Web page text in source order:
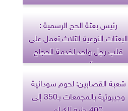
رئيس بعثة الحج الرسمية :
البعثات النوعية الثلاث تعمل على
قلب رجل واحد لخدمة الحجاج
المصريين
شعبة القصابين: لحوم سودانية
وجيبوتية بالمجمعات بـ350 إلى